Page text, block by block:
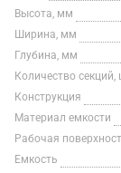
Высота, мм
Ширина, мм
Глубина, мм
Количество секций,
Конструкция
Материал емкости
Рабочая
Емкость